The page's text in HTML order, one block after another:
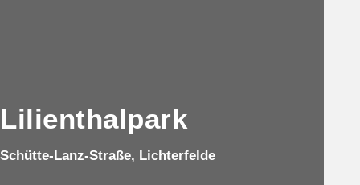
Lilienthalpark
Schütte-Lanz-Straße, Lichterfelde